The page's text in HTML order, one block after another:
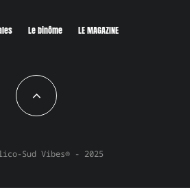
Le binôme LE MAGAZINE
Sud Vibes® - 2025